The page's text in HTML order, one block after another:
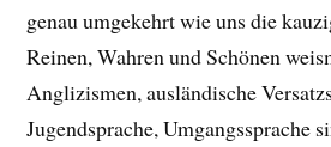
genau umgekehrt wie uns die
Reinen, Wahren und Schönen
Anglizismen, ausländische
Jugendsprache, Umgangssprache